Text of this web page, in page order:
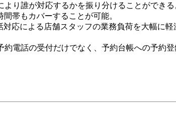
り誰が対応するかを振り分けることができ
帯もカバーすることが可能。
応による店舗スタッフの業務負荷を大幅に
電話の受付だけでなく、予約台帳への予約